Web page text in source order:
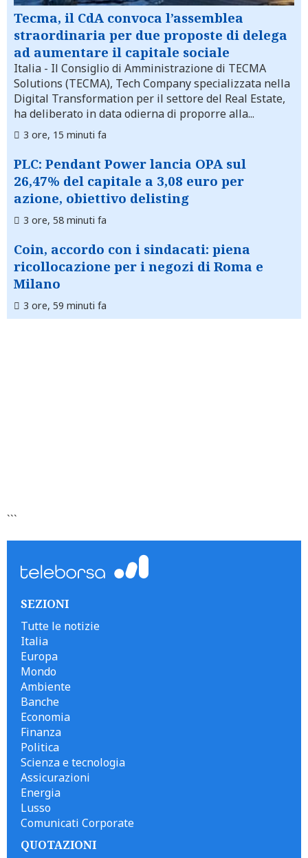
Tecma, il CdA convoca l’assemblea
straordinaria per due proposte di delega
ad aumentare il capitale sociale
Italia - Il Consiglio di Amministrazione di TECMA
Solutions (TECMA), Tech Company specializzata nella
Digital Transformation per il settore del Real Estate,
ha deliberato in data odierna di proporre alla...
3 ore, 15 minuti fa
PLC: Pendant Power lancia OPA sul
26,47% del capitale a 3,08 euro per
azione, obiettivo delisting
3 ore, 58 minuti fa
Coin, accordo con i sindacati: piena
ricollocazione per i negozi di Roma e
Milano
3 ore, 59 minuti fa
```
SEZIONI
Tutte le notizie
Italia
Europa
Mondo
Ambiente
Banche
Economia
Finanza
Politica
Scienza e tecnologia
Assicurazioni
Energia
Lusso
Comunicati Corporate
QUOTAZIONI